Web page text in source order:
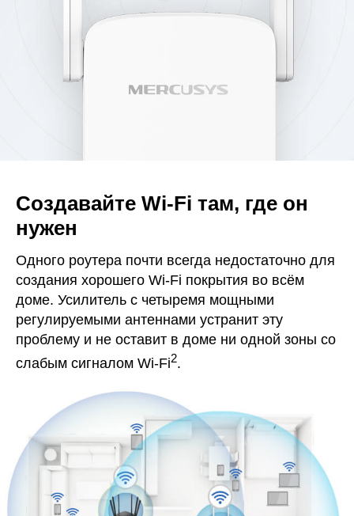
Создавайте Wi-Fi там, где он
нужен
Одного роутера почти всегда недостаточно для
создания хорошего Wi-Fi покрытия во всём
доме. Усилитель с четыремя мощными
регулируемыми антеннами устранит эту
проблему и не оставит в доме ни одной зоны со
слабым сигналом Wi-Fi2.